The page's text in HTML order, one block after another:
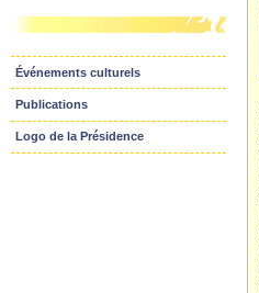
Événements culturels
Publications
Logo de la Présidence